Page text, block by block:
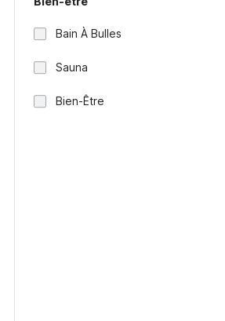
Bain À Bulles
Sauna
Bien-Être